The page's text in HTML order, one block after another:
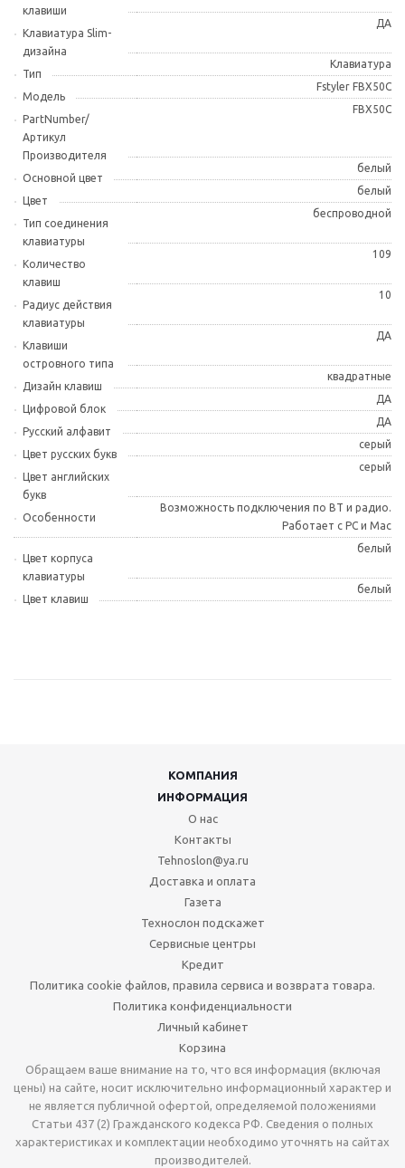
клавиши
Клавиатура Slim-
дизайна
ДА
Тип
Клавиатура
Модель
Fstyler FBX50C
PartNumber/
Артикул
Производителя
FBX50C
Основной цвет
белый
Цвет
белый
Тип соединения
клавиатуры
беспроводной
Количество
клавиш
109
Радиус действия
клавиатуры
10
Клавиши
островного типа
ДА
Дизайн клавиш
квадратные
Цифровой блок
ДА
Русский алфавит
ДА
Цвет русских букв
серый
Цвет английских
букв
серый
Особенности
Возможность подключения по BT и радио.
Работает с PC и Mac
Цвет корпуса
клавиатуры
белый
Цвет клавиш
белый
КОМПАНИЯ
ИНФОРМАЦИЯ
О нас
Контакты
Tehnoslon@ya.ru
Доставка и оплата
Газета
Технослон подскажет
Сервисные центры
Кредит
Политика cookie файлов, правила сервиса и возврата товара.
Политика конфиденциальности
Личный кабинет
Корзина
Обращаем ваше внимание на то, что вся информация (включая
цены) на сайте, носит исключительно информационный характер и
не является публичной офертой, определяемой положениями
Статьи 437 (2) Гражданского кодекса РФ. Сведения о полных
характеристиках и комплектации необходимо уточнять на сайтах
производителей.